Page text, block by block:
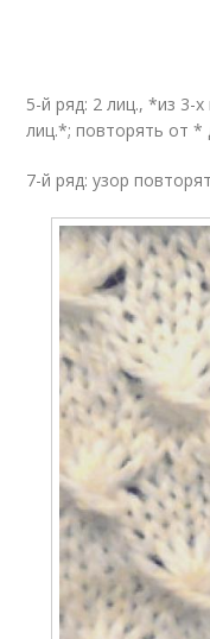
5-й ряд: 2 лиц., *из 3-
лиц.*; повторять от *
7-й ряд: узор